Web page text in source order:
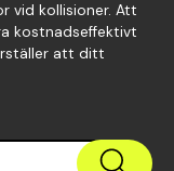
vid kollisioner. Att
kostnadseffektivt
att ditt